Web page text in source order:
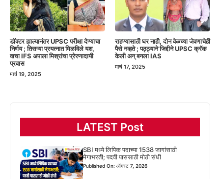
डॉक्टर झाल्यानंतर UPSC परीक्षा देण्याचा
निर्णय ; तिसऱ्या प्रयत्नात मिळविले यश,
वाचा IFS अपाला मिश्रांचा प्रेरणादायी
प्रवास
मार्च 19, 2025
राहण्यासाठी घर नाही, दोन वेळच्या जेवणाचेही
पैसे नव्हते ; पठ्ठ्याने जिद्दीने UPSC क्रॅक
केली अन् बनला IAS
मार्च 17, 2025
LATEST Post
SBI मध्ये लिपिक पदाच्या 1538 जागांसाठी
मेगाभरती; पदवी पाससाठी मोठी संधी
Published On: ऑगस्ट 7, 2026